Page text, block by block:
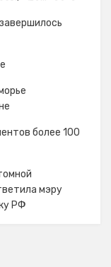
более 100
мэру
РФ